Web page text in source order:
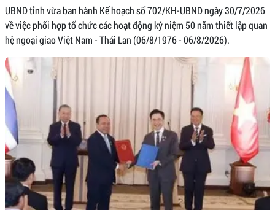
UBND tỉnh vừa ban hành Kế hoạch số 702/KH-UBND ngày 30/7/2026
về việc phối hợp tổ chức các hoạt động kỷ niệm 50 năm thiết lập quan
hệ ngoại giao Việt Nam - Thái Lan (06/8/1976 - 06/8/2026).